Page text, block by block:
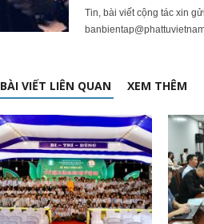
Tin, bài viết cộng tác xin
BÀI VIẾT LIÊN QUAN XEM THÊM